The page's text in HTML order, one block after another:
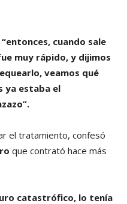
“entonces, cuando sale
muy rápido, y dijimos
veamos qué
ya estaba el
el tratamiento, confesó
que contrató hace más
catastrófico, lo tenía